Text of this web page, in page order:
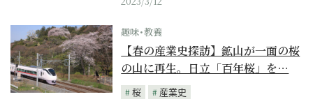
趣味･教養
【春の産業史探訪】鉱山が一面の桜
の山に再生。日立「百年桜」を…
桜
産業史